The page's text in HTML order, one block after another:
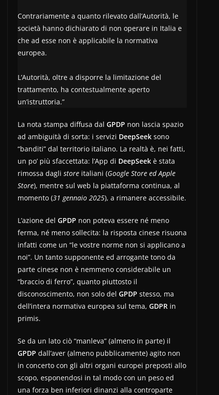
Contrariamente a quanto rilevato dall’Autorità, le
società hanno dichiarato di non operare in Italia e
che ad esse non è applicabile la normativa
europea.
L’Autorità, oltre a disporre la limitazione del
trattamento, ha contestualmente aperto
un’istruttoria.”
La nota stampa diffusa dal GPDP non lascia spazio
ad ambiguità di sorta: i servizi DeepSeek sono
“banditi” dal territorio italiano. La realtà è, nei fatti,
un po’ più sfaccettata: l’App di DeepSeek è stata
rimossa dagli store italiani (Google Store ed Apple
Store), mentre sul web la piattaforma continua, al
momento (31 gennaio 2025), a rimanere accessibile.
L’azione del GPDP non poteva essere né meno
ferma, né meno sollecita: la risposta cinese risuona
infatti come un “le vostre norme non si applicano a
noi”. Un tanto supponente ed arrogante tono da
parte cinese non è nemmeno considerabile un
“braccio di ferro”, quanto piuttosto il
disconoscimento, non solo del GPDP stesso, ma
dell’intera normativa europea sul tema, GDPR in
primis.
Se da un lato ciò “manleva” (almeno in parte) il
GPDP dall’aver (almeno pubblicamente) agito non
in concerto con gli altri organi europei preposti allo
scopo, esponendosi in tal modo con un peso ed
una forza ben inferiori dinanzi alla controparte